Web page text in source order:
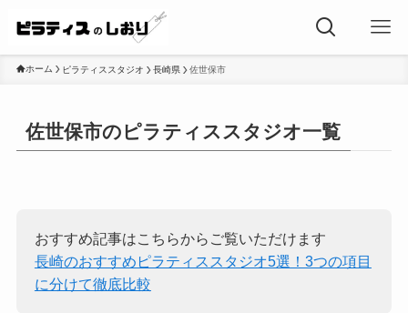
ホーム ピラティススタジオ 長崎県 佐世保市
佐世保市のピラティススタジオ一覧
おすすめ記事はこちらからご覧いただけます
長崎のおすすめピラティススタジオ5選！3つの項目
に分けて徹底比較